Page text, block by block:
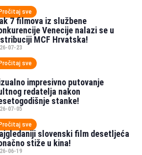
Pročitaj sve
7 filmova iz službene
Venecije nalazi se u
MCF Hrvatska!
07-23
Pročitaj sve
impresivno putovanje
redatelja nakon
stanke!
07-05
sve
slovenski film desetljeća
stiže u kina!
06-19